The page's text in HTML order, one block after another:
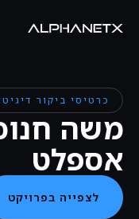
כרטיסי ביקור
משה
אספלט
לצפייה בפרויקט